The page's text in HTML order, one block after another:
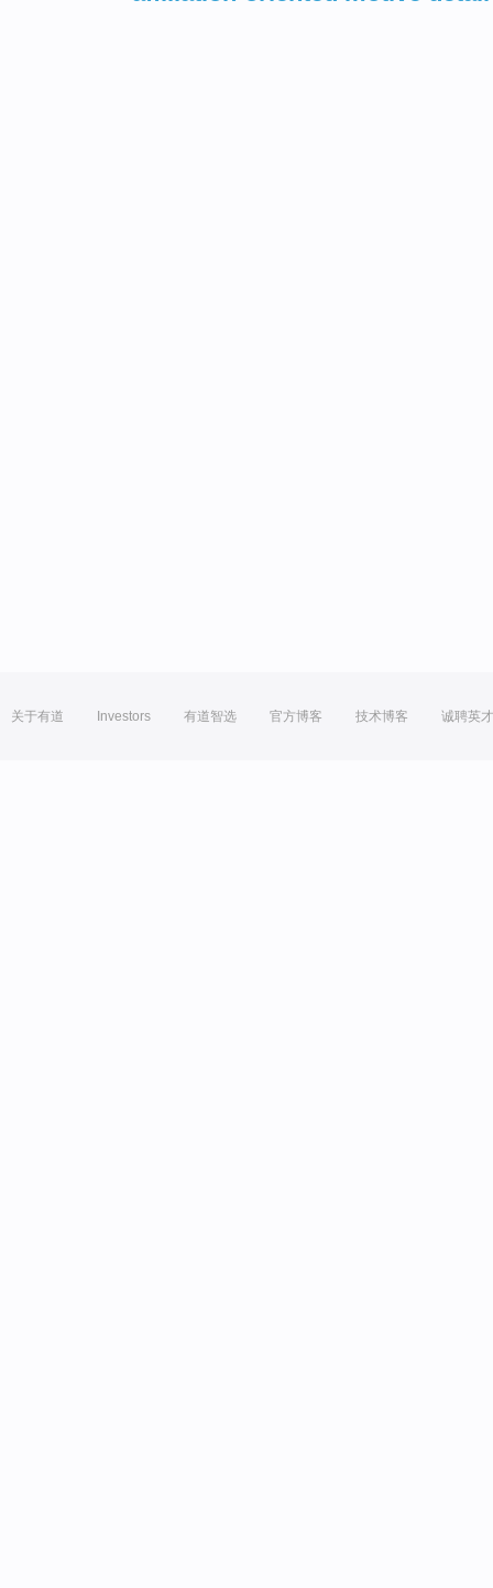
关于有道 Investors 有道智选 官方博客 技术博客 诚聘英才